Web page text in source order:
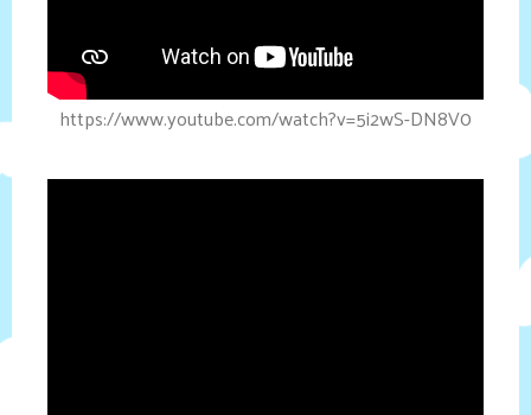
https://www.youtube.com/watch?v=5i2wS-DN8V0